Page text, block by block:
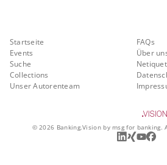
Startseite
Events
Suche
Collections
Unser Autorenteam
FAQs
Über
© 2026 Banking.Vision by msg for banking.